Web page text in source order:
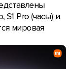
S1 Pro (часы) и
мировая